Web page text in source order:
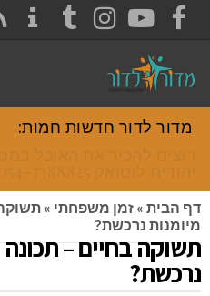
FACEBOOK
YOUTUBE
INSTAGRAM
TUMBLR
מדור לדור חדשות חמות:
רוצים להכיר את האוכל
דף הבית » זמן משפחתי »
מיומנות נרכשת?
תשוקה בחיים –
נרכשת?